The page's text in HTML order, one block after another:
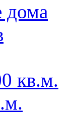
дома
кв.м.